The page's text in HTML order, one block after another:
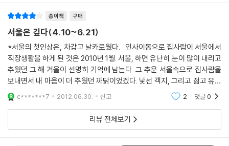
영조대의 준천濬川은 거지들에게 큰 선물을 하나 남겼다. 개천 바닥에서
그러고 보니 두 개의 산이 생겨버렸다. 이 산을 조산造山, 또는 가산假山
이라 불렀다(오늘날 방산동의 옛 이름은 조산동이다). 다리 밑을 차지하지
못한 거지들이 이 산에 땅굴을 파고 거처를 마련했다. 그로써 ‘땅거지’ 무리
가 생겨났다. 영조 임금은 준천의 부산물로 생긴 가산에 땅거지가 모여들
자, 이들을 방치할 경우 심각한 치안 문제가 생길까 우려했던 모양이다. 이
들에게 최소한의 생계 거리를 줄 심산으로 뱀 잡아 파는 독점권을 주었다.
그때는 신해통공 전이라 모든 물종에 다 독점 판매권이 붙어 있었다. 뱀이
라고 예외일 수는 없었다. 땅거지를 땅꾼이라고도 했는데, 그 이후로 뱀잡
서울의 유래부터 생태·주거환경, 계층적 분포와 습속의 변화까지
― 정도 600년 서울 사람들은 어떻게 살았을까?
이 책은 먼저 도시의 의미, ‘서울’의 본뜻을 묻는 데서 출발한다. 서울은 ‘높
이 솟은 울’, 즉 신과 가장 가까운 도시, 가장 신성한 공간이고 정치와 문화
와 예술의 중심지라는 뜻이다. 한편 그러기에 서울은 ‘생산’의 공간이라기
보다는 주변 시골의 생산물을 빨아들이는 ‘소비’의 공간이기도 하다.
서울이 세계의 다른 도시들과 구별되는 독특한 점은 바로 조선 초 서울의
틀을 구상한 정도전과 이방원의 경복궁 계획에서부터 드러난다. 여타의 오
종이책 구매
서울은 깊다(4.10~6.21)
*서울의 첫인상은, 차갑고 날카로웠다. 인사이동으로 집사람이 서울에서
직장생활을 하게 된 것은 2010년 1월. 서울, 하면 유난히 눈이 많이 내리고
추웠던 그 해 겨울이 선명히 기억에 남는다. 그 추운 서울속으로 집사람을
보내면서 내 마음이 더 추웠던 까닭이었겠다. 낯선 객지, 그리고 젊고 유능
한 동료들(서울 깍쟁이라는 말이 먼저 떠올랐던 건 선입견이었을지도) 틈
바
c*******7 2012.06.30. 신고 2 댓글0
리뷰 전체보기